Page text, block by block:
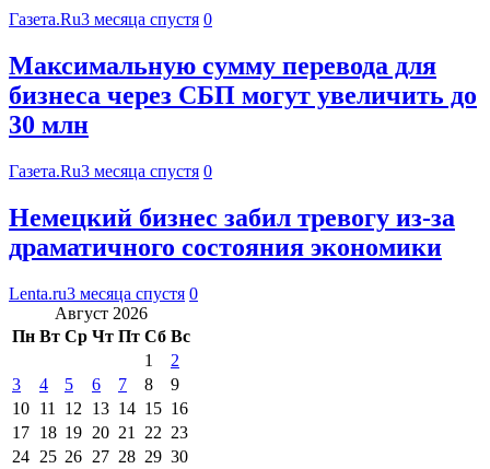
Газета.Ru3 месяца спустя 0
Максимальную сумму перевода для
бизнеса через СБП могут увеличить до
30 млн
Газета.Ru3 месяца спустя 0
Немецкий бизнес забил тревогу из-за
драматичного состояния экономики
Lenta.ru3 месяца спустя 0
Август 2026
Пн Вт Ср Чт Пт Сб Вс
1
2
3
4 5 6 7 8
9
10 11 12 13 14 15 16
17 18 19 20 21 22 23
24 25 26 27 28 29 30